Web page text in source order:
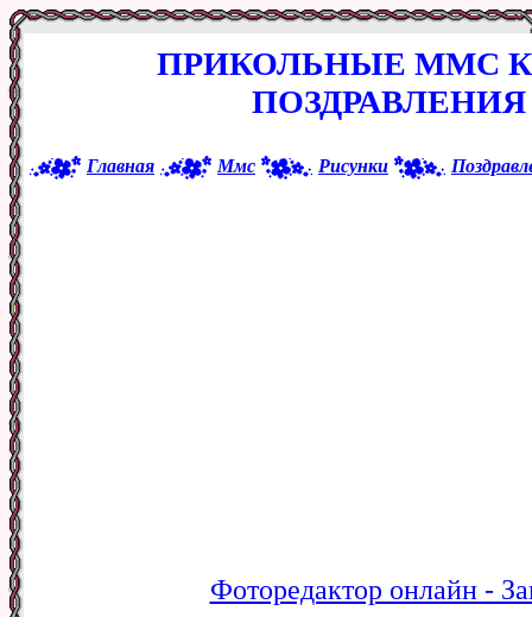
ПРИКОЛЬНЫЕ ММС
Главная Ммс Рисунки
Фоторедактор онлайн -